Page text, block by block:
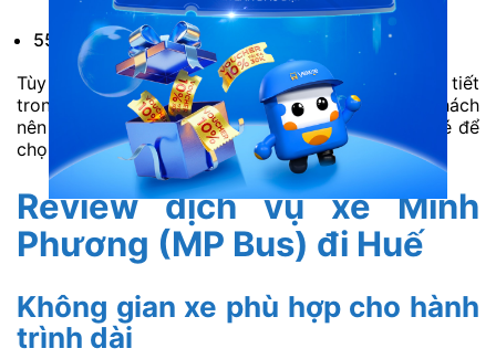
55 Võ Văn Kiệt, Phường An Tây, Huế.
Tùy từng chuyến, điểm trả có thể được hiển thị chi tiết
trong quá trình đặt vé trên Vexere. Vì vậy, hành khách
nên kiểm tra lại thông tin trước khi hoàn tất đặt vé để
chọn điểm xuống phù hợp nhất.
Review dịch vụ xe Minh
Phương (MP Bus) đi Huế
Không gian xe phù hợp cho hành
trình dài